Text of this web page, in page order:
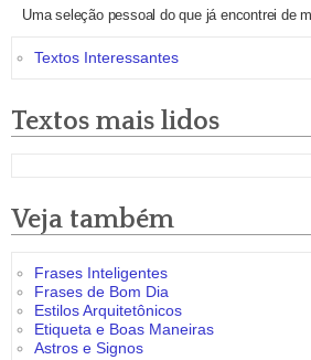
Uma seleção pessoal do que já encontrei de
Textos Interessantes
Textos mais lidos
Veja também
Frases Inteligentes
Frases de Bom Dia
Estilos Arquitetônicos
Etiqueta e Boas Maneiras
Astros e Signos